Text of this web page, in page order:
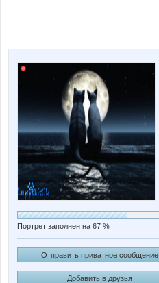
Портрет заполнен на 67 %
Отправить приватное сообщение
Добавить в друзья